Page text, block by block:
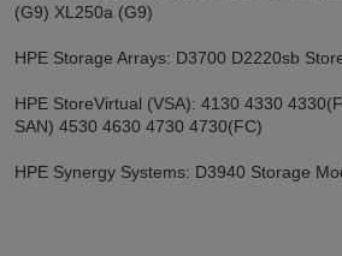
(G9) XL250a (G9)
HPE Storage Arrays: D3700 D2220sb
HPE StoreVirtual (VSA): 4130 4330
SAN) 4530 4630 4730 4730(FC)
HPE Synergy Systems: D3940 Storage